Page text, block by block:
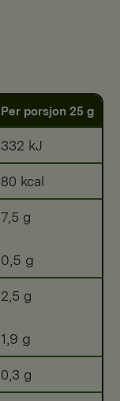
Per porsjon 25 g
332 kJ
80 kcal
7,5 g
0,5 g
2,5 g
1,9 g
0,3 g